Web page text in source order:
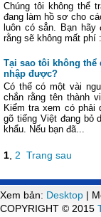
Chúng tôi không thể
đang làm hồ sơ cho
luôn có sẳn. Bạn
rằng sẽ không mất
Tại sao tôi không thể
nhập được?
Có thể có một vài
chắn rằng tên thành
Kiểm tra xem có phải
gõ tiếng Việt đang bỏ
khẩu. Nếu bạn đã...
1 2 Trang sau
Xem bản: Desktop |
COPYRIGHT © 2015